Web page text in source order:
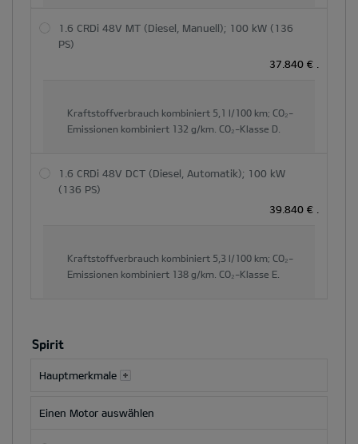
1.6 CRDi 48V MT (Diesel, Manuell); 100 kW (136
PS)
37.840 €
Kraftstoffverbrauch kombiniert 5,1 l/100 km; CO₂-
Emissionen kombiniert 132 g/km. CO₂-Klasse D.
1.6 CRDi 48V DCT (Diesel, Automatik); 100 kW
(136 PS)
39.840 €
Kraftstoffverbrauch kombiniert 5,3 l/100 km; CO₂-
Emissionen kombiniert 138 g/km. CO₂-Klasse E.
Spirit
Hauptmerkmale
Einen Motor auswählen